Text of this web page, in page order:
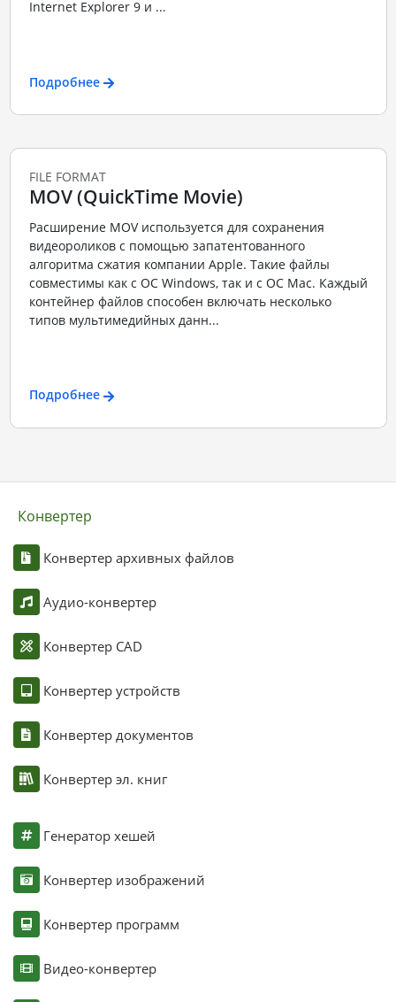
Internet Explorer 9 и ...
Подробнее
FILE FORMAT
MOV (QuickTime Movie)
Расширение MOV используется для сохранения
видеороликов с помощью запатентованного
алгоритма сжатия компании Apple. Такие файлы
совместимы как с ОС Windows, так и с ОС Mac. Каждый
контейнер файлов способен включать несколько
типов мультимедийных данн...
Подробнее
Конвертер
Конвертер архивных файлов
Аудио-конвертер
Конвертер CAD
Конвертер устройств
Конвертер документов
Конвертер эл. книг
Генератор хешей
Конвертер изображений
Конвертер программ
Видео-конвертер